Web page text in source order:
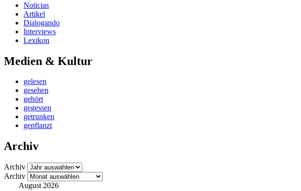
Noticias
Artikel
Dialogando
Interviews
Lexikon
Medien & Kultur
gelesen
gesehen
gehört
gegessen
getrunken
gepflanzt
Archiv
Archiv
Archiv
August 2026